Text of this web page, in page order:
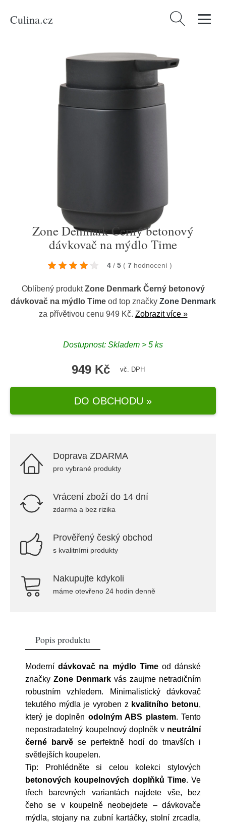
Culina.cz Vyhledávání
dávkovač na mýdlo Time
Zone Denmark Černý betonový
dávkovač na mýdlo Time
4 / 5 ( 7 hodnocení )
Oblíbený produktZone Denmark Černý betonový
dávkovač na mýdlo Timeod top značky Zone Denmark
za přívětivou cenu 949 Kč. Zobrazit více »
Dostupnost: Skladem > 5 ks
949 Kč vč. DPH
DO OBCHODU »
Doprava ZDARMA
pro vybrané produkty
Vrácení zboží do 14 dní
zdarma a bez rizika
Prověřený český obchod
s kvalitními produkty
Nakupujte kdykoli
máme otevřeno 24 hodin denně
Popis produktu
Modernídávkovač na mýdlo Timeod dánské
značky Zone Denmark vás zaujme netradičním
robustním vzhledem. Minimalistický dávkovač
tekutého mýdla je vyroben z kvalitního betonu,
který je doplněn odolným ABS plastem. Tento
nepostradatelný koupelnový doplněk v neutrální
černé barvě se perfektně hodí do tmavších i
světlejších koupelen.
Tip: Prohlédněte si celou kolekci stylových
betonových koupelnových doplňků Time. Ve
třech barevných variantách najdete vše, bez
čeho se v koupelně neobejdete – dávkovače
mýdla, stojany na zubní kartáčky, stolní zrcadla,